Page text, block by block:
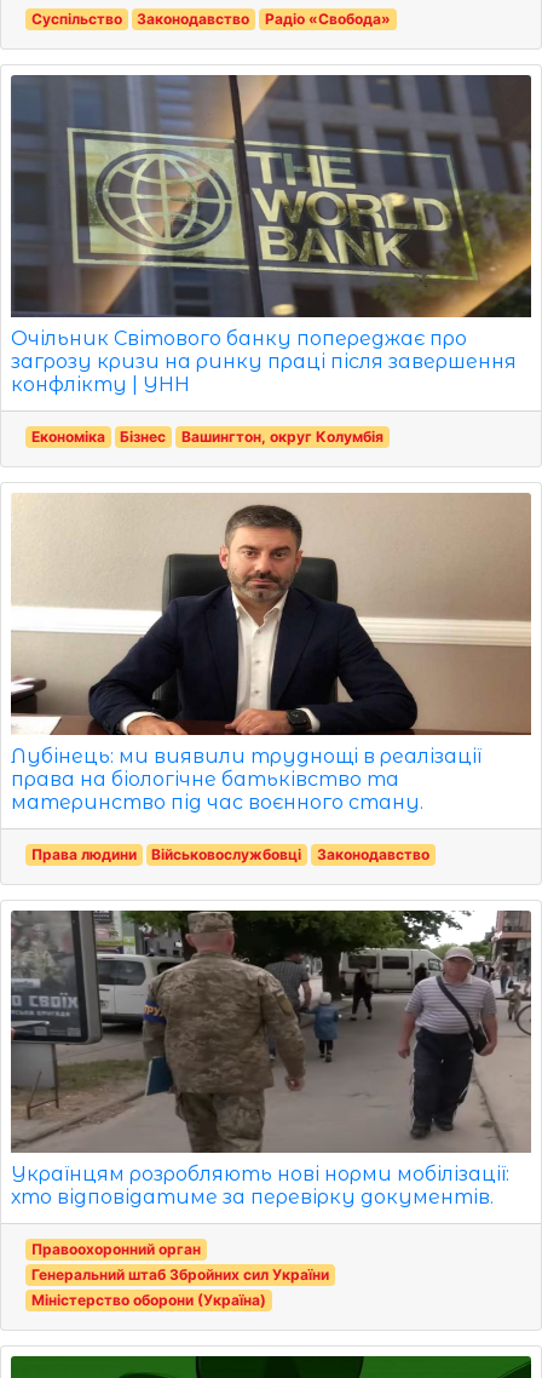
Суспільство Законодавство Радіо «Свобода»
Очільник Світового банку попереджає про
загрозу кризи на ринку праці після завершення
конфлікту | УНН
Економіка Бізнес Вашингтон, округ Колумбія
Лубінець: ми виявили труднощі в реалізації
права на біологічне батьківство та
материнство під час воєнного стану.
Права людини Військовослужбовці Законодавство
Українцям розробляють нові норми мобілізації:
хто відповідатиме за перевірку документів.
Правоохоронний орган
Генеральний штаб Збройних сил України
Міністерство оборони (Україна)